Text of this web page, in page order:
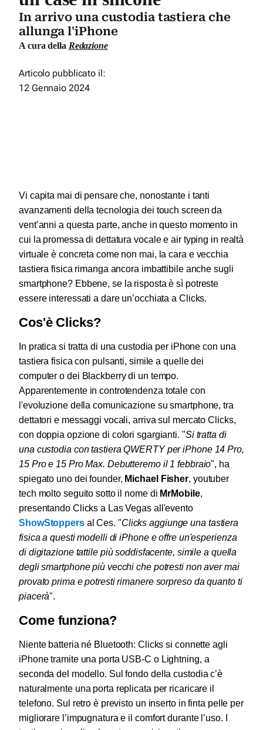
In arrivo una custodia tastiera che
allunga l'iPhone
A cura della Redazione
Articolo pubblicato il:
12 Gennaio 2024
Vi capita mai di pensare che, nonostante i tanti
avanzamenti della tecnologia dei touch screen da
vent’anni a questa parte, anche in questo momento in
cui la promessa di dettatura vocale e air typing in realtà
virtuale è concreta come non mai, la cara e vecchia
tastiera fisica rimanga ancora imbattibile anche sugli
smartphone? Ebbene, se la risposta è sì potreste
essere interessati a dare un’occhiata a Clicks.
Cos'è Clicks?
In pratica si tratta di una custodia per iPhone con una
tastiera fisica con pulsanti, simile a quelle dei
computer o dei Blackberry di un tempo.
Apparentemente in controtendenza totale con
l'evoluzione della comunicazione su smartphone, tra
dettatori e messaggi vocali, arriva sul mercato Clicks,
con doppia opzione di colori sgargianti. "Si tratta di
una custodia con tastiera QWERTY per iPhone 14 Pro,
15 Pro e 15 Pro Max. Debutteremo il 1 febbraio", ha
spiegato uno dei founder, Michael Fisher, youtuber
tech molto seguito sotto il nome di MrMobile,
presentando Clicks a Las Vegas all'evento
ShowStoppersal Ces. "Clicks aggiunge una tastiera
fisica a questi modelli di iPhone e offre un'esperienza
di digitazione tattile più soddisfacente, simile a quella
degli smartphone più vecchi che potresti non aver mai
provato prima e potresti rimanere sorpreso da quanto ti
piacerà".
Come funziona?
Niente batteria né Bluetooth: Clicks si connette agli
iPhone tramite una porta USB-C o Lightning, a
seconda del modello. Sul fondo della custodia c’è
naturalmente una porta replicata per ricaricare il
telefono. Sul retro è previsto un inserto in finta pelle per
migliorare l’impugnatura e il comfort durante l’uso. I